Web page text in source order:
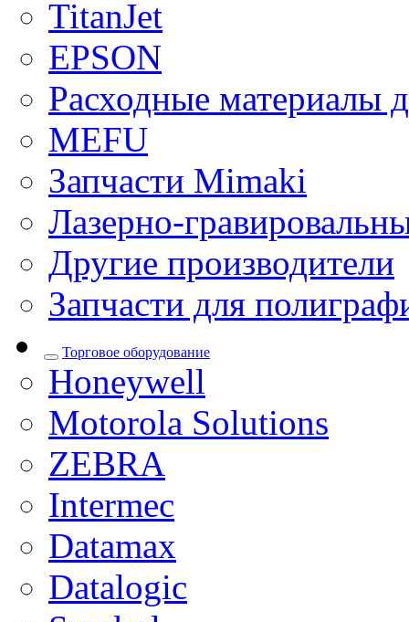
TitanJet
EPSON
Расходные материалы
MEFU
Запчасти Mimaki
Лазерно-
Другие производители
Запчасти для
Торговое оборудование
Honeywell
Motorola Solutions
ZEBRA
Intermec
Datamax
Datalogic